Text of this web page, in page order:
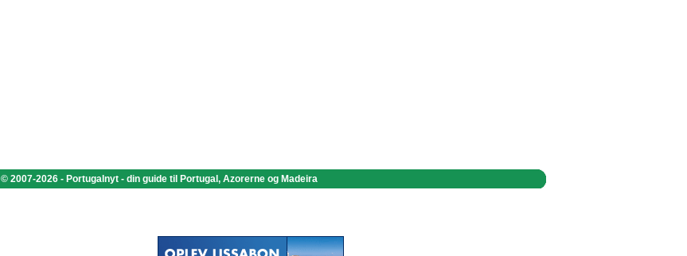
© 2007-2026 - Portugalnyt - din guide til Portugal, Azorerne og Madeira